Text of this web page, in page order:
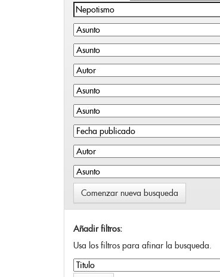
Comenzar nueva busqueda
Añadir filtros:
Usa los filtros para afinar la busqueda.